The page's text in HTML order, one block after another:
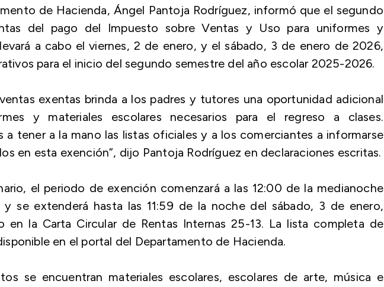
de Hacienda, Ángel Pantoja Rodríguez, informó que el segundo
del pago del Impuesto sobre Ventas y Uso para uniformes y
a cabo el viernes, 2 de enero, y el sábado, 3 de enero de 2026,
para el inicio del segundo semestre del año escolar 2025-2026.
exentas brinda a los padres y tutores una oportunidad adicional
y materiales escolares necesarios para el regreso a clases.
a tener a la mano las listas oficiales y a los comerciantes a informarse
en esta exención”, dijo Pantoja Rodríguez en declaraciones escritas.
el periodo de exención comenzará a las 12:00 de la medianoche
se extenderá hasta las 11:59 de la noche del sábado, 3 de enero,
en la Carta Circular de Rentas Internas 25-13. La lista completa de
en el portal del Departamento de Hacienda.
se encuentran materiales escolares, escolares de arte, música e